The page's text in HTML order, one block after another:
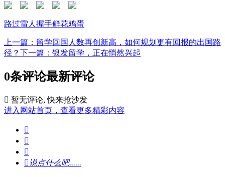
路过雷人 握手鲜花鸡蛋
上一篇：留学回国人数再创新高，如何规划更有回报的出国路
径？ 下一篇：银发留学，正在悄然兴起
0条评论最新评论
 暂无评论, 快来抢沙发
进入网站首页，查看更多精彩内容



说点什么吧......